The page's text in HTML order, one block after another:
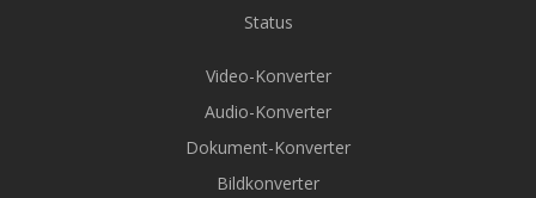
Status
Video-Konverter
Audio-Konverter
Dokument-Konverter
Bildkonverter